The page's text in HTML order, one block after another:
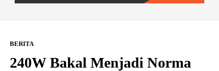
BERITA
240W Bakal Menjadi Norma